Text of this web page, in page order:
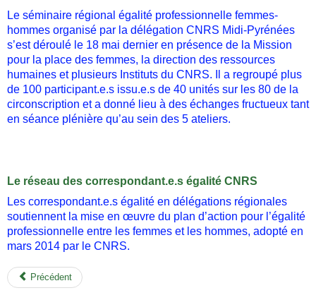
Le séminaire régional égalité professionnelle femmes-
hommes organisé par la délégation CNRS Midi-Pyrénées
s’est déroulé le 18 mai dernier en présence de la Mission
pour la place des femmes, la direction des ressources
humaines et plusieurs Instituts du CNRS. Il a regroupé plus
de 100 participant.e.s issu.e.s de 40 unités sur les 80 de la
circonscription et a donné lieu à des échanges fructueux tant
en séance plénière qu’au sein des 5 ateliers.
Le réseau des correspondant.e.s égalité CNRS
Les correspondant.e.s égalité en délégations régionales
soutiennent la mise en œuvre du plan d’action pour l’égalité
professionnelle entre les femmes et les hommes, adopté en
mars 2014 par le CNRS.
Précédent